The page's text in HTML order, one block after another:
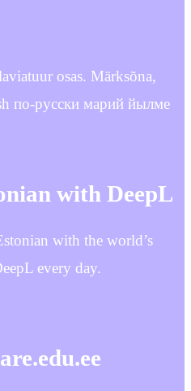
osas. Märksõna,
по-русски марий йылме
with DeepL
with the world’s
every day.